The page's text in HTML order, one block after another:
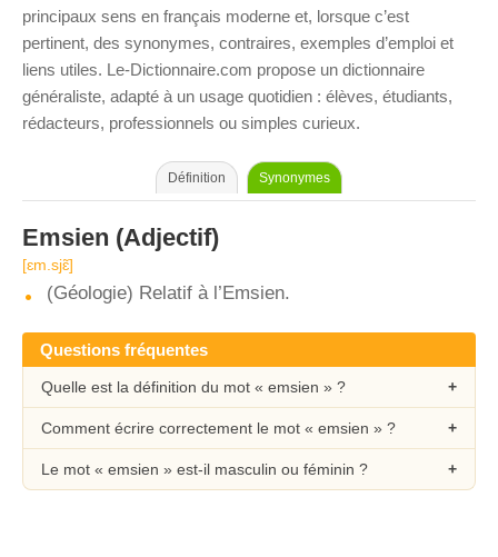
principaux sens en français moderne et, lorsque c’est
pertinent, des synonymes, contraires, exemples d’emploi et
liens utiles. Le-Dictionnaire.com propose un dictionnaire
généraliste, adapté à un usage quotidien : élèves, étudiants,
rédacteurs, professionnels ou simples curieux.
Définition Synonymes
Emsien (Adjectif)
[ɛm.sjɛ̃]
(Géologie) Relatif à l’Emsien.
Questions fréquentes
Quelle est la définition du mot « emsien » ?
Comment écrire correctement le mot « emsien » ?
Le mot « emsien » est-il masculin ou féminin ?